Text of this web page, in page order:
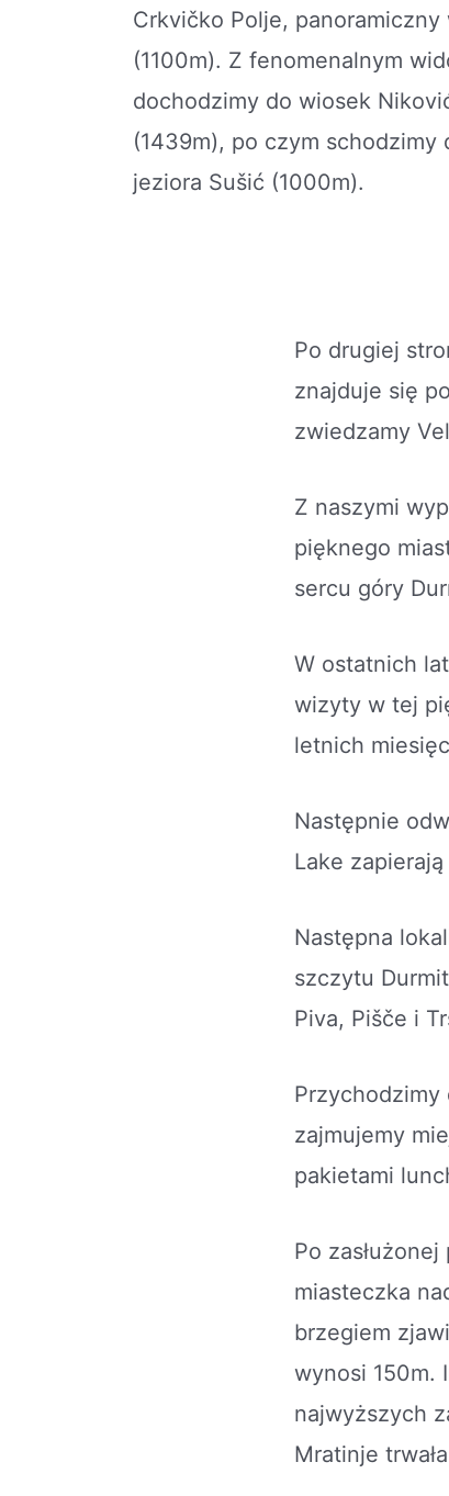
Crkvičko Polje, panoramiczny
(1100m). Z fenomenalnym
dochodzimy do wiosek
(1439m), po czym schodzimy
jeziora Sušić (1000m).
Po drugiej
znajduje się
zwiedzamy
Z naszymi
pięknego
sercu góry
W ostatnich
wizyty w tej
letnich
Następnie
Lake
Następna
szczytu
Piva, Pišče i
Przychodzimy
zajmujemy
pakietami
Po
miasteczka
brzegiem
wynosi 150m.
najwyższych
Mratinje